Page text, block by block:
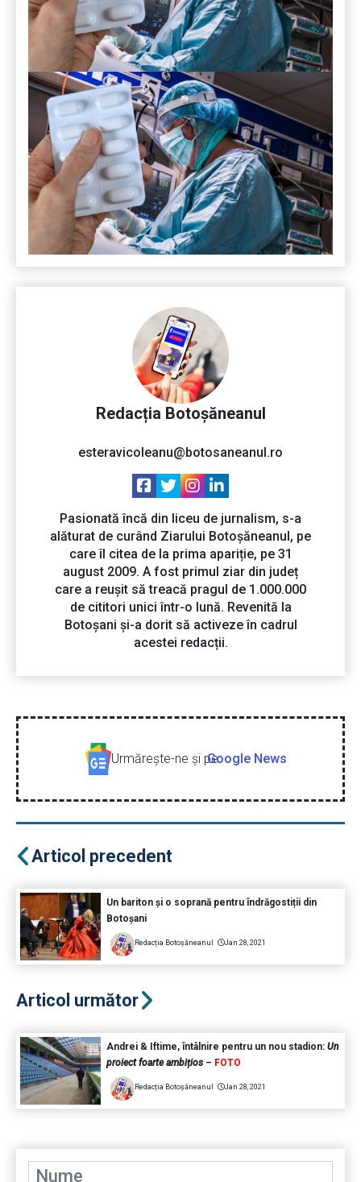
Redacția Botoșăneanul
esteravicoleanu@botosaneanul.ro
Pasionată încă din liceu de jurnalism, s-a
alăturat de curând Ziarului Botoșăneanul, pe
care îl citea de la prima apariție, pe 31
august 2009. A fost primul ziar din județ
care a reușit să treacă pragul de 1.000.000
de cititori unici într-o lună. Revenită la
Botoșani și-a dorit să activeze în cadrul
acestei redacții.
Urmăreşte-ne şi peGoogle News
Articol precedent
Un bariton și o soprană pentru îndrăgostiții din
Botoșani
Redacția Botoșăneanul Jan 28, 2021
Articol următor
Andrei & Iftime, întâlnire pentru un nou stadion: Un
proiect foarte ambițios– FOTO
Redacția Botoșăneanul Jan 28, 2021